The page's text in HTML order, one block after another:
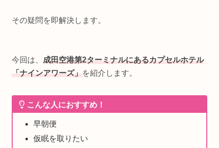
その疑問を即解決します。
今回は、 成田空港第2ターミナルにあるカプセルホテル
「ナインアワーズ」を紹介します。
こんな人におすすめ！
早朝便
仮眠を取りたい